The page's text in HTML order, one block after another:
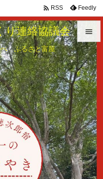
り連絡協議会
ふるさと富屋


メニュ

サイド

前へ

次へ

検索
 RSS Feedly